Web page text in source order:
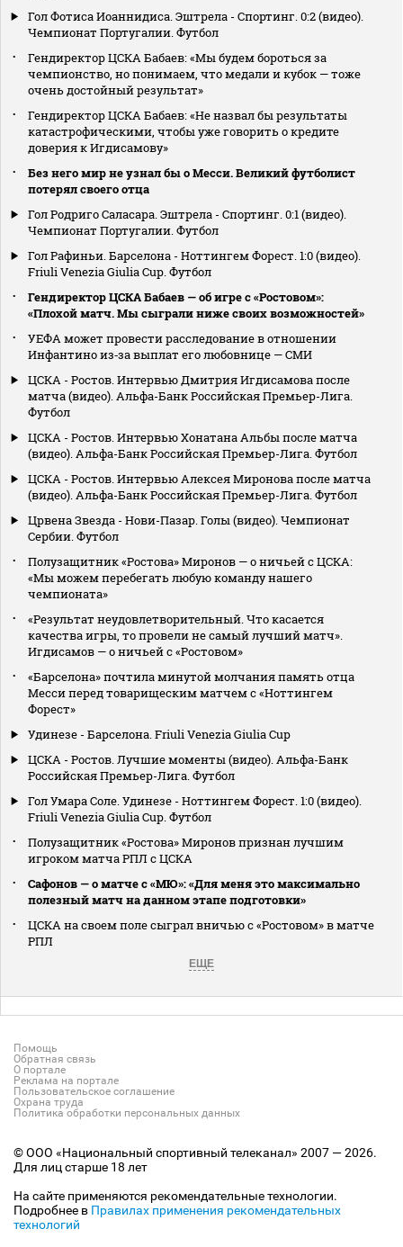
Гол Фотиса Иоаннидиса. Эштрела - Спортинг. 0:2 (видео).
Чемпионат Португалии. Футбол
Гендиректор ЦСКА Бабаев: «Мы будем бороться за
чемпионство, но понимаем, что медали и кубок — тоже
очень достойный результат»
Гендиректор ЦСКА Бабаев: «Не назвал бы результаты
катастрофическими, чтобы уже говорить о кредите
доверия к Игдисамову»
Без него мир не узнал бы о Месси. Великий футболист
потерял своего отца
Гол Родриго Саласара. Эштрела - Спортинг. 0:1 (видео).
Чемпионат Португалии. Футбол
Гол Рафиньи. Барселона - Ноттингем Форест. 1:0 (видео).
Friuli Venezia Giulia Cup. Футбол
Гендиректор ЦСКА Бабаев — об игре с «Ростовом»:
«Плохой матч. Мы сыграли ниже своих возможностей»
УЕФА может провести расследование в отношении
Инфантино из‑за выплат его любовнице — СМИ
ЦСКА - Ростов. Интервью Дмитрия Игдисамова после
матча (видео). Альфа-Банк Российская Премьер-Лига.
Футбол
ЦСКА - Ростов. Интервью Хонатана Альбы после матча
(видео). Альфа-Банк Российская Премьер-Лига. Футбол
ЦСКА - Ростов. Интервью Алексея Миронова после матча
(видео). Альфа-Банк Российская Премьер-Лига. Футбол
Црвена Звезда - Нови-Пазар. Голы (видео). Чемпионат
Сербии. Футбол
Полузащитник «Ростова» Миронов — о ничьей с ЦСКА:
«Мы можем перебегать любую команду нашего
чемпионата»
«Результат неудовлетворительный. Что касается
качества игры, то провели не самый лучший матч».
Игдисамов — о ничьей с «Ростовом»
«Барселона» почтила минутой молчания память отца
Месси перед товарищеским матчем с «Ноттингем
Форест»
Удинезе - Барселона. Friuli Venezia Giulia Cup
ЦСКА - Ростов. Лучшие моменты (видео). Альфа-Банк
Российская Премьер-Лига. Футбол
Гол Умара Соле. Удинезе - Ноттингем Форест. 1:0 (видео).
Friuli Venezia Giulia Cup. Футбол
Полузащитник «Ростова» Миронов признан лучшим
игроком матча РПЛ с ЦСКА
Сафонов — о матче с «МЮ»: «Для меня это максимально
полезный матч на данном этапе подготовки»
ЦСКА на своем поле сыграл вничью с «Ростовом» в матче
РПЛ
ЕЩЕ
Помощь
Обратная связь
О портале
Реклама на портале
Пользовательское соглашение
Охрана труда
Политика обработки персональных данных
© ООО «Национальный спортивный телеканал» 2007 — 2026.
Для лиц старше 18 лет
На сайте применяются рекомендательные технологии.
Подробнее в Правилах применения рекомендательных
технологий